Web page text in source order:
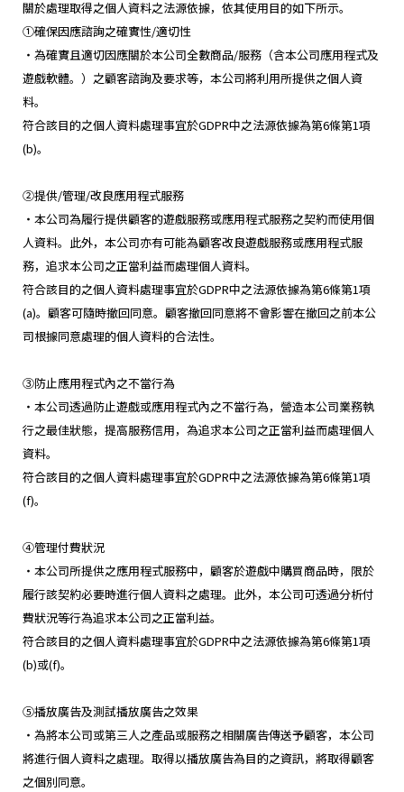
關於處理取得之個人資料之法源依據，依其使用目的如下所示。
①確保因應諮詢之確實性/適切性
・為確實且適切因應關於本公司全數商品/服務（含本公司應用程式及
遊戲軟體。）之顧客諮詢及要求等，本公司將利用所提供之個人資
料。
符合該目的之個人資料處理事宜於GDPR中之法源依據為第6條第1項
(b)。
②提供/管理/改良應用程式服務
・本公司為履行提供顧客的遊戲服務或應用程式服務之契約而使用個
人資料。此外，本公司亦有可能為顧客改良遊戲服務或應用程式服
務，追求本公司之正當利益而處理個人資料。
符合該目的之個人資料處理事宜於GDPR中之法源依據為第6條第1項
(a)。顧客可隨時撤回同意。顧客撤回同意將不會影響在撤回之前本公
司根據同意處理的個人資料的合法性。
③防止應用程式內之不當行為
・本公司透過防止遊戲或應用程式內之不當行為，營造本公司業務執
行之最佳狀態，提高服務信用，為追求本公司之正當利益而處理個人
資料。
符合該目的之個人資料處理事宜於GDPR中之法源依據為第6條第1項
(f)。
④管理付費狀況
・本公司所提供之應用程式服務中，顧客於遊戲中購買商品時，限於
履行該契約必要時進行個人資料之處理。此外，本公司可透過分析付
費狀況等行為追求本公司之正當利益。
符合該目的之個人資料處理事宜於GDPR中之法源依據為第6條第1項
(b)或(f)。
⑤播放廣告及測試播放廣告之效果
・為將本公司或第三人之產品或服務之相關廣告傳送予顧客，本公司
將進行個人資料之處理。取得以播放廣告為目的之資訊，將取得顧客
之個別同意。